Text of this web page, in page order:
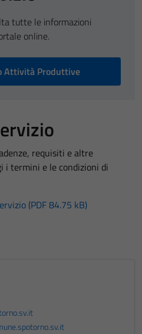
tutte le informazioni
online.
Attività Produttive
requisiti e altre
i termini e le condizioni di
(PDF 84.75 kB)